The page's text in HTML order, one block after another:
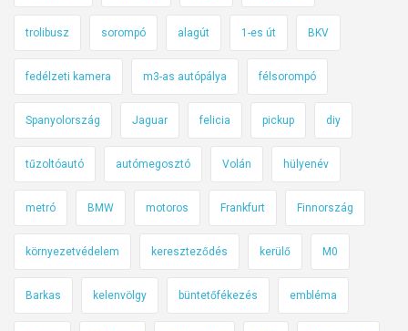
c
a
e
e
s
z
i
a
trolibusz sorompó alagút 1-es út BKV
fedélzeti kamera m3-as autópálya félsorompó
Spanyolország Jaguar felicia pickup diy
tűzoltóautó autómegosztó Volán hülyenév
metró BMW motoros Frankfurt Finnország
környezetvédelem kereszteződés kerülő M0
Barkas kelenvölgy büntetőfékezés embléma